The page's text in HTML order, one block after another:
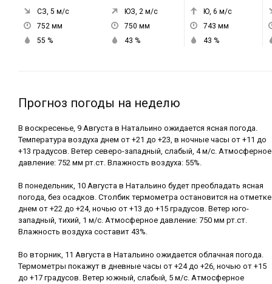
СЗ, 5 м/с
752 мм
55 %
ЮЗ, 2 м/с
750 мм
43 %
Ю, 6 м/с
743 мм
43 %
Прогноз погоды на неделю
В воскресенье, 9 Августа в Натальино ожидается ясная погода.
Температура воздуха днем от +21 до +23, в ночные часы от +11 до
+13 градусов. Ветер северо-западный, слабый, 4 м/с. Атмосферное
давление: 752 мм рт.ст. Влажность воздуха: 55%.
В понедельник, 10 Августа в Натальино будет преобладать ясная
погода, без осадков. Столбик термометра остановится на отметке
днем от +22 до +24, ночью от +13 до +15 градусов. Ветер юго-
западный, тихий, 1 м/с. Атмосферное давление: 750 мм рт.ст.
Влажность воздуха составит 43%.
Во вторник, 11 Августа в Натальино ожидается облачная погода.
Термометры покажут в дневные часы от +24 до +26, ночью от +15
до +17 градусов. Ветер южный, слабый, 5 м/с. Атмосферное